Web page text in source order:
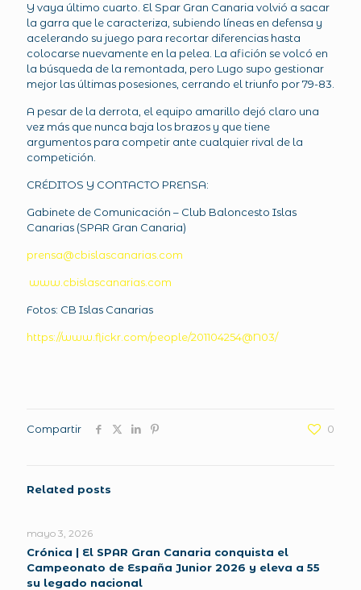
Y vaya último cuarto. El Spar Gran Canaria volvió a sacar
la garra que le caracteriza, subiendo líneas en defensa y
acelerando su juego para recortar diferencias hasta
colocarse nuevamente en la pelea. La afición se volcó en
la búsqueda de la remontada, pero Lugo supo gestionar
mejor las últimas posesiones, cerrando el triunfo por 79-83.
A pesar de la derrota, el equipo amarillo dejó claro una
vez más que nunca baja los brazos y que tiene
argumentos para competir ante cualquier rival de la
competición.
CRÉDITOS Y CONTACTO PRENSA:
Gabinete de Comunicación – Club Baloncesto Islas
Canarias (SPAR Gran Canaria)
prensa@cbislascanarias.com
www.cbislascanarias.com
Fotos: CB Islas Canarias
https://www.flickr.com/people/201104254@N03/
Compartir 0
Related posts
mayo 3, 2026
Crónica | El SPAR Gran Canaria conquista el
Campeonato de España Junior 2026 y eleva a 55
su legado nacional